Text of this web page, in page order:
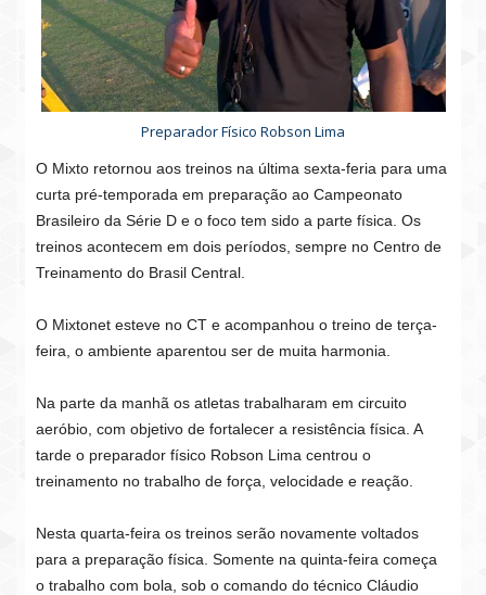
Preparador Físico Robson Lima
O Mixto retornou aos treinos na última sexta-feria para uma
curta pré-temporada em preparação ao Campeonato
Brasileiro da Série D e o foco tem sido a parte física. Os
treinos acontecem em dois períodos, sempre no Centro de
Treinamento do Brasil Central.
O Mixtonet esteve no CT e acompanhou o treino de terça-
feira, o ambiente aparentou ser de muita harmonia.
Na parte da manhã os atletas trabalharam em circuito
aeróbio, com objetivo de fortalecer a resistência física. A
tarde o preparador físico Robson Lima centrou o
treinamento no trabalho de força, velocidade e reação.
Nesta quarta-feira os treinos serão novamente voltados
para a preparação física. Somente na quinta-feira começa
o trabalho com bola, sob o comando do técnico Cláudio